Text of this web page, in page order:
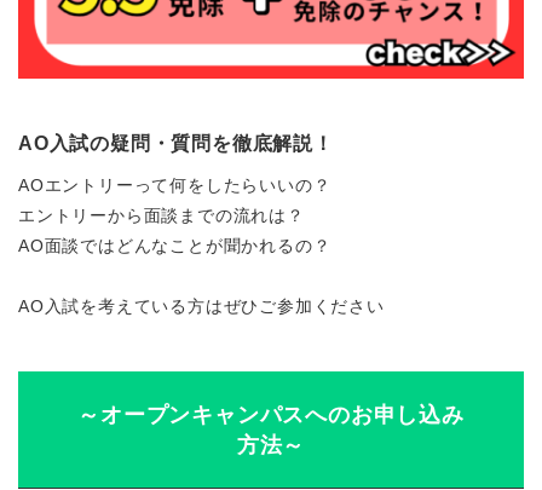
AO入試の疑問・質問を徹底解説！
AOエントリーって何をしたらいいの？
エントリーから面談までの流れは？
AO面談ではどんなことが聞かれるの？
AO入試を考えている方はぜひご参加ください
～オープンキャンパスへのお申し込み
方法～